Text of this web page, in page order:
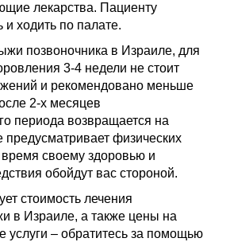
лекарства. Пациенту
и ходить по палате.
позвоночника в Израиле, для
3-4 недели не стоит
и рекомендовано меньше
2-х месяцев
периода возвращается на
предусматривает физических
время своему здоровью и
обойдут вас стороной.
стоимость лечения
в Израиле, а также цены на
услуги – обратитесь за помощью